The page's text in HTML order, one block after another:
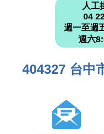
人工
04
週一至週
週六
404327 台中